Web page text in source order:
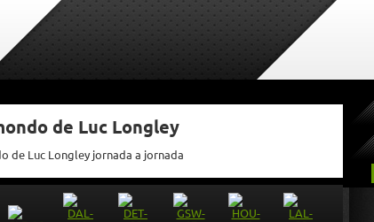
de Luc Longley
de Luc Longley jornada a jornada